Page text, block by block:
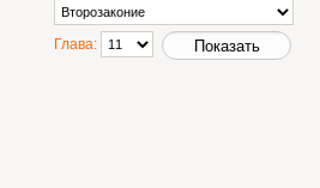
Глава: